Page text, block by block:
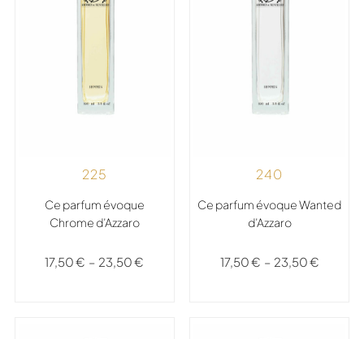
225
Ce parfum évoque
Chrome d’Azzaro
17,50€ – 23,50€
240
Ce parfum évoque Wanted
d’Azzaro
17,50€ – 23,50€